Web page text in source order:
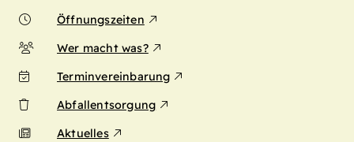
Öffnungszeiten
Wer macht was?
Terminvereinbarung
Abfallentsorgung
Aktuelles